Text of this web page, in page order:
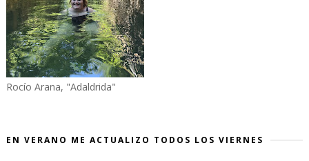
Rocío Arana, "Adaldrida"
EN VERANO ME ACTUALIZO TODOS LOS VIERNES